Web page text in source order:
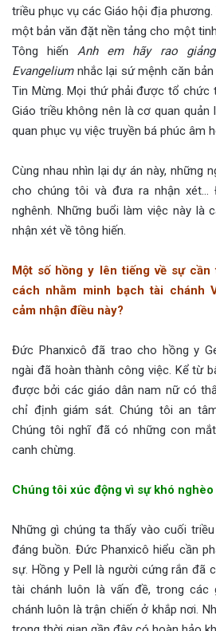
triều phục vụ các Giáo hội địa
một bản văn đặt nền tảng cho một
Tông hiếnAnh em hãy rao
Evangeliumnhắc lại sứ mệnh căn
Tin Mừng. Mọi thứ phải được tổ chức
Giáo triều không nên là cơ quan
quan phục vụ việc truyền bá phúc âm
Cùng nhau nhìn lại dự án này, những
cho chúng tôi và đưa ra nhận xét…
nghênh. Những buổi làm việc này là
nhận xét về tông hiến.
Một số hồng y lên tiếng về sự
cách nhằm minh bạch tài chánh
cảm nhận điều này?
Đức Phanxicô đã trao cho hồng y
ngài đã hoàn thành công việc. Kể từ
được bởi các giáo dân nam nữ có
chỉ định giám sát. Chúng tôi an
Chúng tôi nghĩ đã có những con
canh chừng.
Chúng tôi xúc động vì sự khó
Những gì chúng ta thấy vào cuối
đáng buồn. Đức Phanxicô hiểu cần
sự. Hồng y Pell là người cứng rắn đã
tài chánh luôn là vấn đề, trong các
chánh luôn là trận chiến ở khắp nơi.